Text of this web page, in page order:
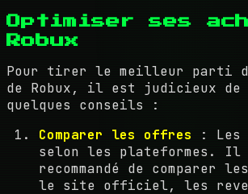
Optimiser ses
Robux
Pour tirer le meilleur parti
de Robux, il est judicieux de
quelques conseils :
Comparer les offres : Les
selon les plateformes. Il
recommandé de comparer
le site officiel, les